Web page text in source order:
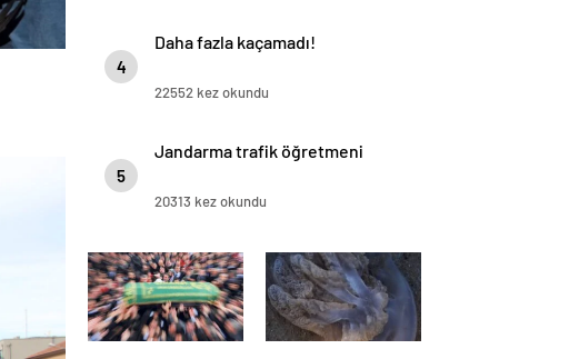
4
Daha fazla kaçamadı!
22552 kez okundu
5
Jandarma trafik öğretmeni
20313 kez okundu